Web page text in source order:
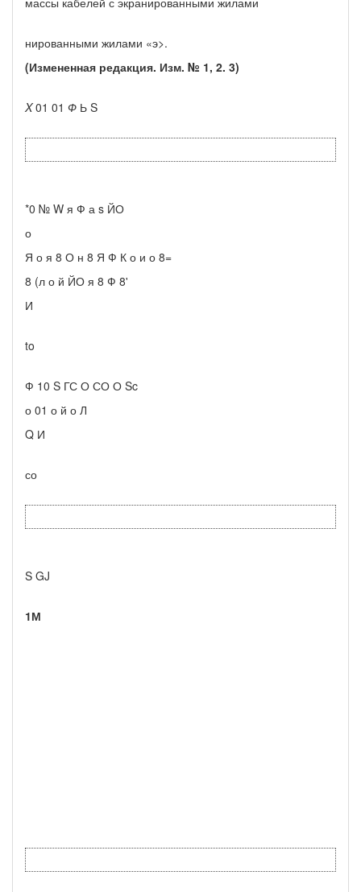
нированными жилами «э>.
(Измененная редакция. Изм. № 1, 2. 3)
X01 01 Ф Ь S
*0 № W я Ф а s ЙО
о
Я о я 8 О н 8 Я Ф К о и о 8=
8 (л о й ЙО я 8 Ф 8'
И
to
Ф 10 S ГС О СО О Sc
о 01 о й о Л
Q И
со
S GJ
1М